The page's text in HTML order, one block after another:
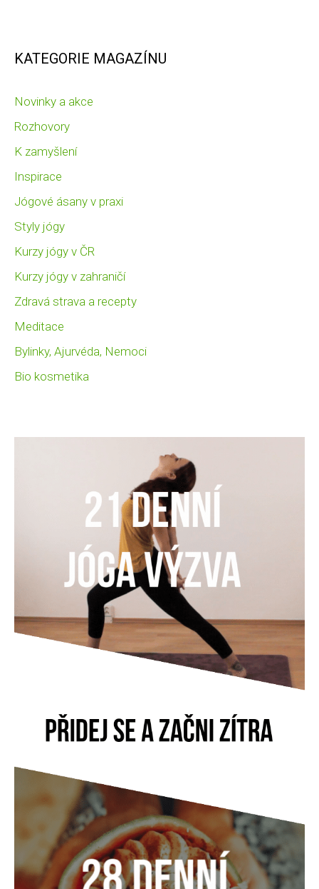
KATEGORIE MAGAZÍNU
Novinky a akce
Rozhovory
K zamyšlení
Inspirace
Jógové ásany v praxi
Styly jógy
Kurzy jógy v ČR
Kurzy jógy v zahraničí
Zdravá strava a recepty
Meditace
Bylinky, Ajurvéda, Nemoci
Bio kosmetika